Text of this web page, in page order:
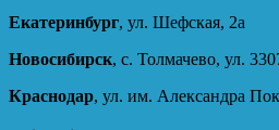
Екатеринбург, ул. Шефская, 2а
Новосибирск, с. Толмачево, ул.
Краснодар, ул. им. Александра